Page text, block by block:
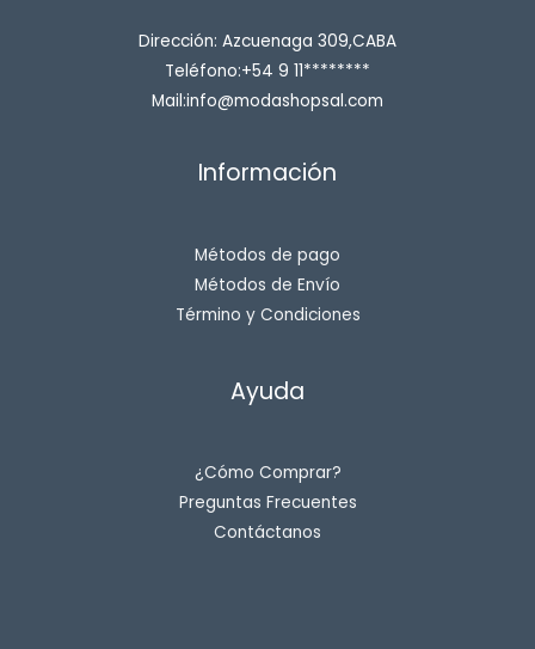
Dirección: Azcuenaga 309,CABA
Teléfono:+54 9 11********
Mail:info@modashopsal.com
Información
Métodos de pago
Métodos de Envío
Término y Condiciones
Ayuda
¿Cómo Comprar?
Preguntas Frecuentes
Contáctanos